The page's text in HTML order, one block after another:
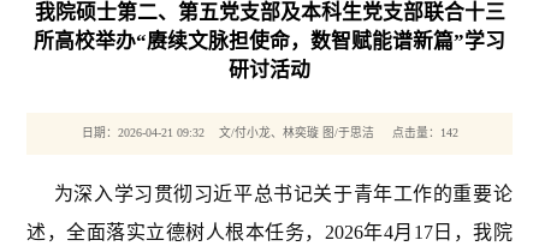
我院硕士第二、第五党支部及本科生党支部联合十三
所高校举办“赓续文脉担使命，数智赋能谱新篇”学习
研讨活动
日期：2026-04-21 09:32 文/付小龙、林奕璇 图/于思洁 点击量： 142
为深入学习贯彻习近平总书记关于青年工作的重要论
述，全面落实立德树人根本任务，2026年4月17日，我院